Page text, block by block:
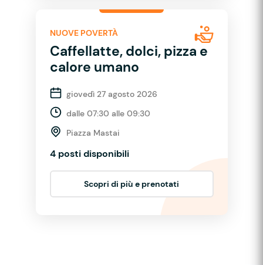
NUOVE POVERTÀ
Caffellatte, dolci, pizza e
calore umano
giovedì 27 agosto 2026
dalle 07:30 alle 09:30
Piazza Mastai
4 posti disponibili
Scopri di più e prenotati